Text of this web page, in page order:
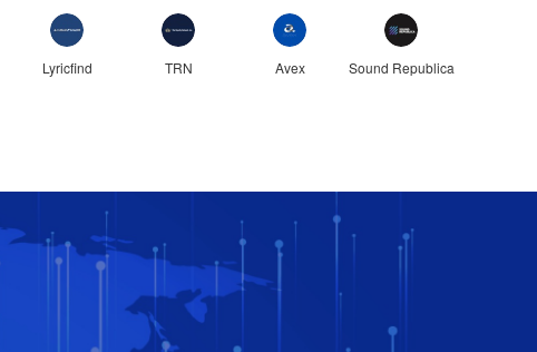
Lyricfind TRN Avex Sound Republica